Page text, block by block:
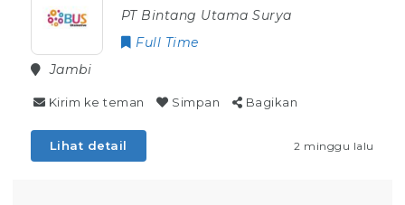
PT Bintang Utama Surya
Full Time
Jambi
Kirim ke teman Simpan Bagikan
Lihat detail 2 minggu lalu